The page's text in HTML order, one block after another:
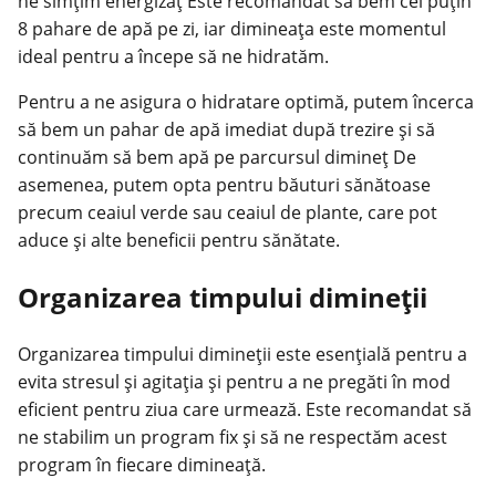
8 pahare de apă pe zi, iar dimineața este momentul
ideal pentru a începe să ne hidratăm.
Pentru a ne asigura o hidratare optimă, putem încerca
să bem un pahar de apă imediat după trezire și să
continuăm să bem apă pe parcursul dimineț De
asemenea, putem opta pentru băuturi sănătoase
precum ceaiul verde sau ceaiul de plante, care pot
aduce și alte beneficii pentru sănătate.
Organizarea timpului dimineții
Organizarea timpului dimineții este esențială pentru a
evita stresul și agitația și pentru a ne pregăti în mod
eficient pentru ziua care urmează. Este recomandat să
ne stabilim un program fix și să ne respectăm acest
program în fiecare dimineață.